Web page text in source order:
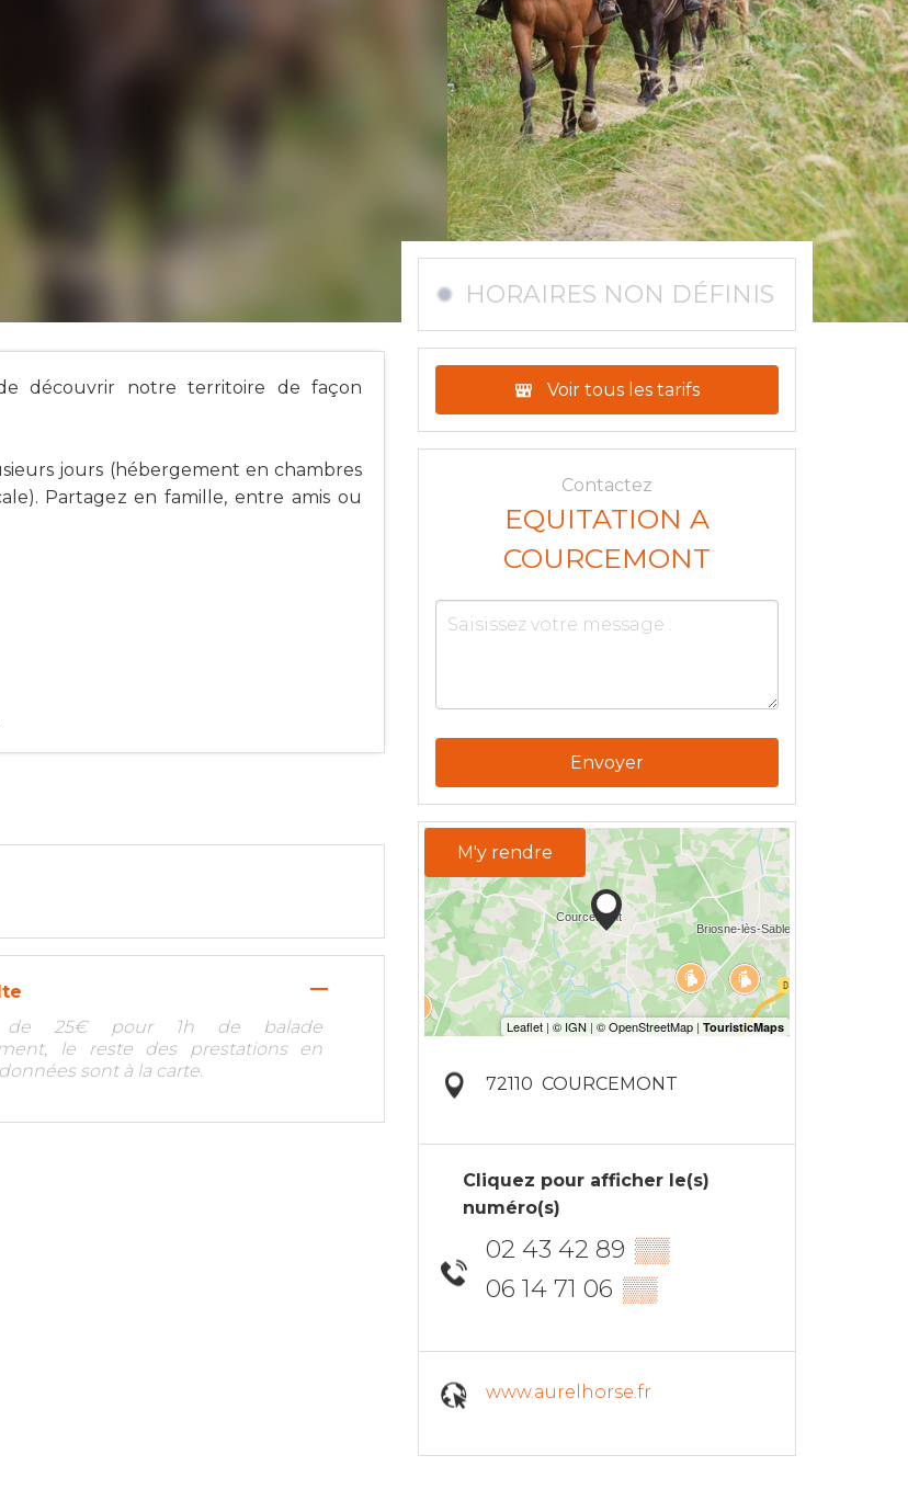
découvrir notre territoire de façon
jours (hébergement en chambres
Partagez en famille, entre amis ou
—
25€ pour 1h de balade
le reste des prestations en
sont à la carte.
HORAIRES NON DÉFINIS
Voir tous les tarifs
Contactez
EQUITATION A
COURCEMONT
Envoyer
M'y rendre
72110 COURCEMONT
Cliquez pour afficher le(s)
numéro(s)
02 43 42 89 ▒▒
06 14 71 06 ▒▒
www.aurelhorse.fr